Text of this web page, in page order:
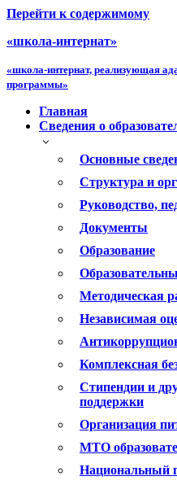
Перейти к содержимому
«школа-интернат»
«школа-интернат, реализующая
программы»
Главная
Сведения о
Основные
Структура и
Руководство,
Документы
Образование
Методическая
Независимая
Комплексная
Стипендии и
поддержки
Организация
МТО
Национальный